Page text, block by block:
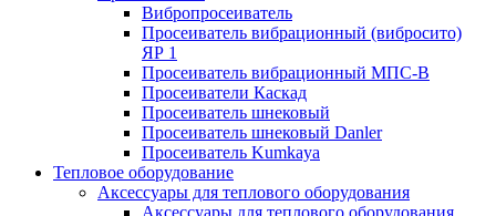
Вибропросеиватель
Просеиватель вибрационный (вибросито)
ЯР 1
Просеиватель вибрационный МПС-В
Просеиватели Каскад
Просеиватель шнековый
Просеиватель шнековый Danler
Просеиватель Kumkaya
Тепловое оборудование
Аксессуары для теплового оборудования
Аксессуары для теплового оборудования